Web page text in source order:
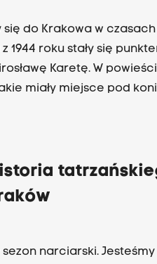
do Krakowa w
1944 roku stały się
Karetę. W
miały miejsce pod
krakowskiego
o 11.45.
narciarski. Jesteśmy